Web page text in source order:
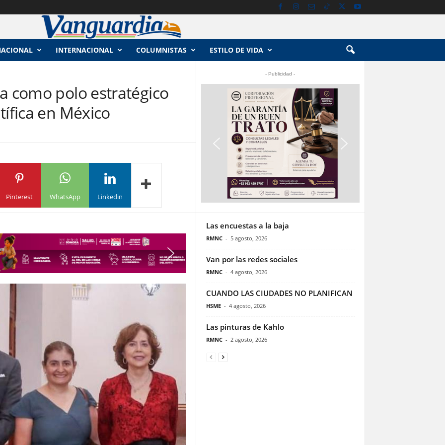
INTERNACIONAL COLUMNISTAS ESTILO DE VIDA
como polo estratégico
en México
Pinterest WhatsApp Linkedin
- Publicidad -
Las encuestas a la baja
RMNC - 5 agosto, 2026
Van por las redes sociales
RMNC - 4 agosto, 2026
CUANDO LAS CIUDADES NO PLANIFICAN
HSME - 4 agosto, 2026
Las pinturas de Kahlo
RMNC - 2 agosto, 2026